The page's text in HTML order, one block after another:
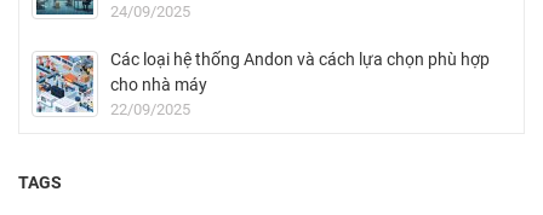
24/09/2025
Các loại hệ thống Andon và cách lựa chọn phù hợp
cho nhà máy
22/09/2025
TAGS